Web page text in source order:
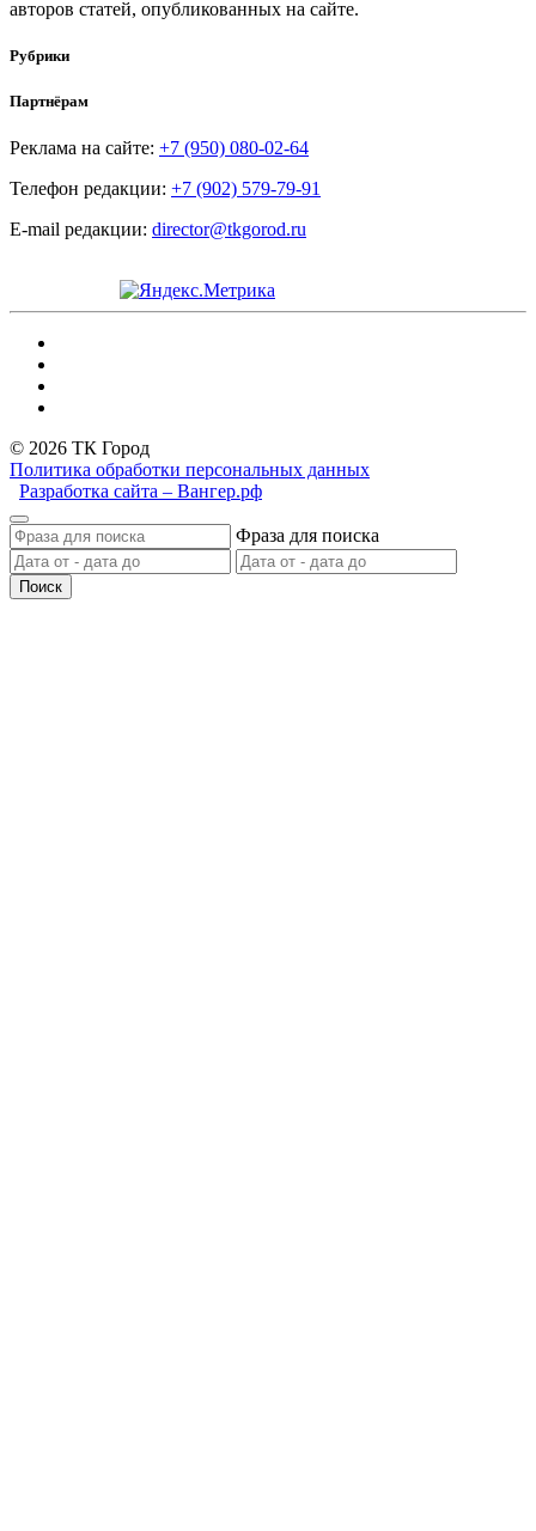
авторов статей, опубликованных на сайте.
Рубрики
Партнёрам
Реклама на сайте: +7 (950) 080-02-64
Телефон редакции: +7 (902) 579-79-91
E-mail редакции: director@tkgorod.ru
© 2026 ТК Город
Политика обработки персональных данных
Разработка сайта – Вангер.рф
Фраза для поиска
Поиск